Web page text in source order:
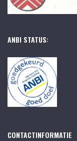
ANBI STATUS:
CONTACTINFORMATIE